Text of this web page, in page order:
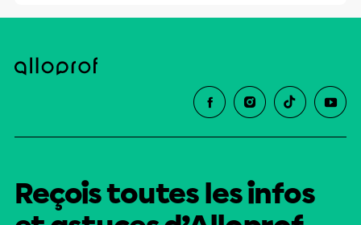
Reçois toutes les infos